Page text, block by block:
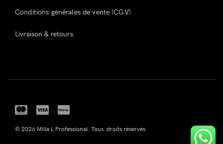
Conditions générales de vente (CGV)
Livraison & retours
© 2026 Milla L Professional. Tous droits réservés